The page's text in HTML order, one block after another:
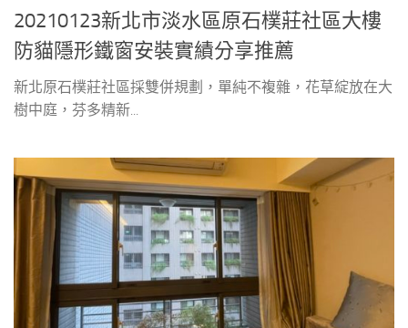
20210123新北市淡水區原石樸莊社區大樓
防貓隱形鐵窗安裝實績分享推薦
新北原石樸莊社區採雙併規劃，單純不複雜，花草綻放在大
樹中庭，芬多精新...